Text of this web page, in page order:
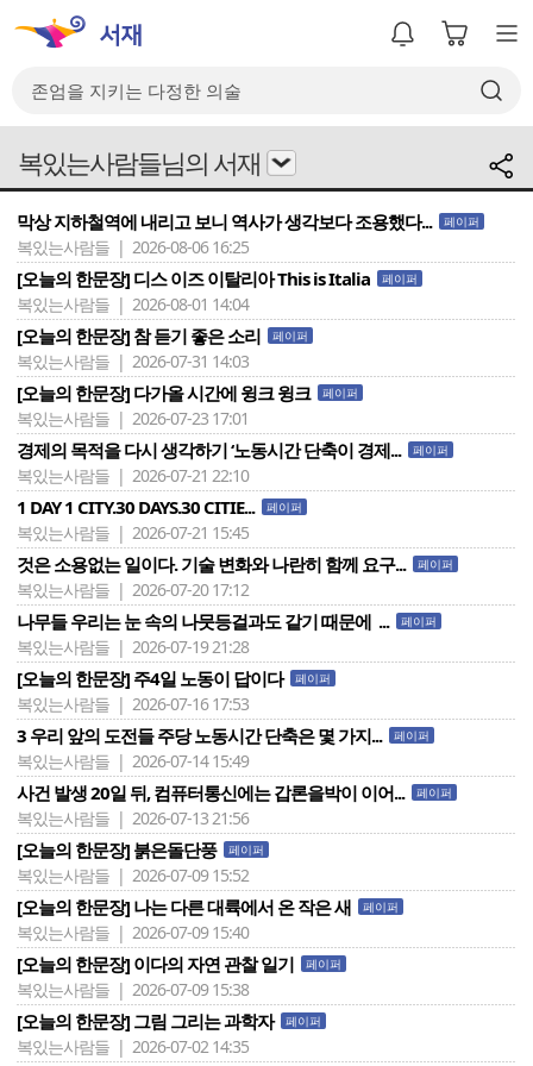
복있는사람들님의 서재
막상 지하철역에 내리고 보니 역사가 생각보다 조용했다... 페이퍼
복있는사람들 | 2026-08-06 16:25
[오늘의 한문장] 디스 이즈 이탈리아 This is Italia 페이퍼
복있는사람들 | 2026-08-01 14:04
[오늘의 한문장] 참 듣기 좋은 소리 페이퍼
복있는사람들 | 2026-07-31 14:03
[오늘의 한문장] 다가올 시간에 윙크 윙크 페이퍼
복있는사람들 | 2026-07-23 17:01
경제의 목적을 다시 생각하기 ‘노동시간 단축이 경제... 페이퍼
복있는사람들 | 2026-07-21 22:10
1 DAY 1 CITY.30 DAYS.30 CITIE... 페이퍼
복있는사람들 | 2026-07-21 15:45
것은 소용없는 일이다. 기술 변화와 나란히 함께 요구... 페이퍼
복있는사람들 | 2026-07-20 17:12
나무들 우리는 눈 속의 나뭇등걸과도 같기 때문에 ... 페이퍼
복있는사람들 | 2026-07-19 21:28
[오늘의 한문장] 주4일 노동이 답이다 페이퍼
복있는사람들 | 2026-07-16 17:53
3 우리 앞의 도전들 주당 노동시간 단축은 몇 가지... 페이퍼
복있는사람들 | 2026-07-14 15:49
사건 발생 20일 뒤, 컴퓨터통신에는 갑론을박이 이어... 페이퍼
복있는사람들 | 2026-07-13 21:56
[오늘의 한문장] 붉은돌단풍 페이퍼
복있는사람들 | 2026-07-09 15:52
[오늘의 한문장] 나는 다른 대륙에서 온 작은 새 페이퍼
복있는사람들 | 2026-07-09 15:40
[오늘의 한문장] 이다의 자연 관찰 일기 페이퍼
복있는사람들 | 2026-07-09 15:38
[오늘의 한문장] 그림 그리는 과학자 페이퍼
복있는사람들 | 2026-07-02 14:35